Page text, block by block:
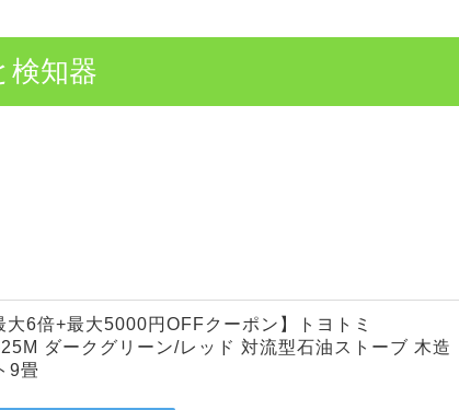
検知器
6倍+最大5000円OFFクーポン】トヨトミ
ダークグリーン/レッド 対流型石油ストーブ 木造
9畳